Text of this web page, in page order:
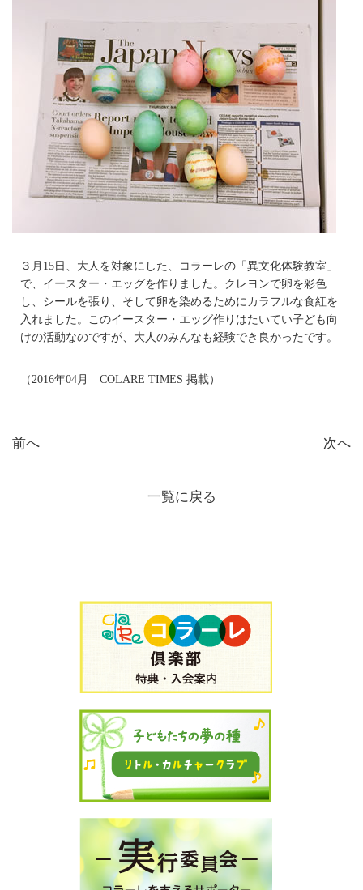
３月15日、大人を対象にした、コラーレの「異文化体験教室」
で、イースター・エッグを作りました。クレヨンで卵を彩色
し、シールを張り、そして卵を染めるためにカラフルな食紅を
入れました。このイースター・エッグ作りはたいてい子ども向
けの活動なのですが、大人のみんなも経験でき良かったです。
（2016年04月 COLARE TIMES 掲載）
前へ 次へ
一覧に戻る